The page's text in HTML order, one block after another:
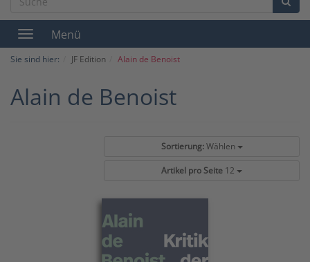
Toggle
navigation
Menü
Sie sind hier: JF Edition Alain de Benoist
Alain de Benoist
Sortierung: Wählen
Artikel pro Seite 12